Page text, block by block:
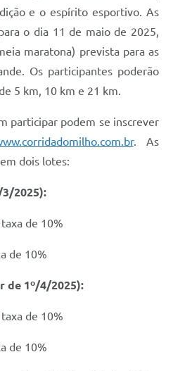
e o espírito esportivo. As
o dia 11 de maio de 2025,
maratona) prevista para as
Os participantes poderão
5 km, 10 km e 21 km.
participar podem se inscrever
. As
dois lotes:
2025):
de 10%
de 10%
de 1º/4/2025):
de 10%
de 10%